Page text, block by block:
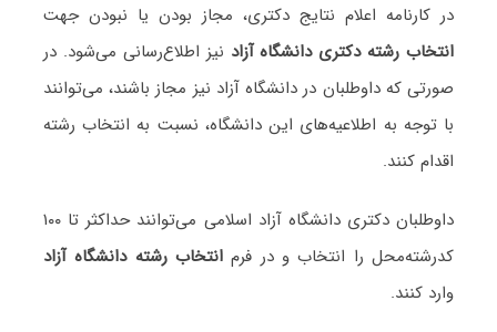
در کارنامه اعلام نتایج دکتری، مجاز بودن یا نبودن جهت
انتخاب رشته دکتری دانشگاه آزاد نیز اطلاع‌رسانی می‌شود. در
صورتی که داوطلبان در دانشگاه آزاد نیز مجاز باشند، می‌توانند
با توجه به اطلاعیه‌های این دانشگاه، نسبت به انتخاب رشته
اقدام کنند.
داوطلبان دکتری دانشگاه آزاد اسلامی می‌توانند حداکثر تا ۱۰۰
کدرشته‌محل را انتخاب و در فرم انتخاب رشته دانشگاه آزاد
وارد کنند.